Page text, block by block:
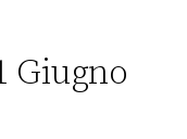
Giugno